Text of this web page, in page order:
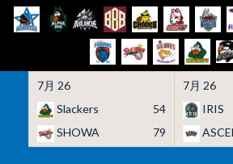
7月 26
Slackers
54
SHOWA
79
7月 26
IRIS